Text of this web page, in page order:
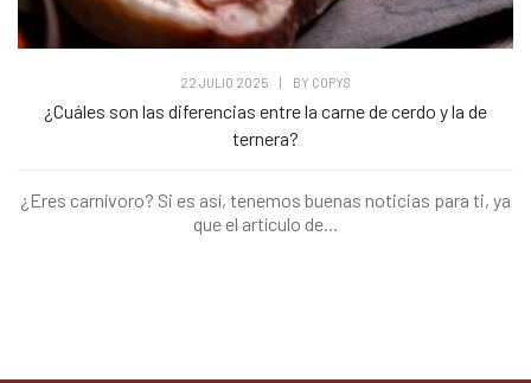
22 JULIO 2025 | BY COPYS
¿Cuáles son las diferencias entre la carne de cerdo y la de
ternera?
¿Eres carnívoro? Si es así, tenemos buenas noticias para ti, ya
que el artículo de...